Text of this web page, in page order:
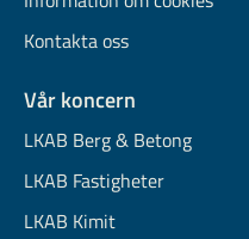
Kontakta oss
Vår koncern
LKAB Berg & Betong
LKAB Fastigheter
LKAB Kimit